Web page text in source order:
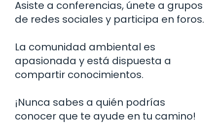
Asiste a conferencias, únete a grupos
de redes sociales y participa en foros.
La comunidad ambiental es
apasionada y está dispuesta a
compartir conocimientos.
¡Nunca sabes a quién podrías
conocer que te ayude en tu camino!